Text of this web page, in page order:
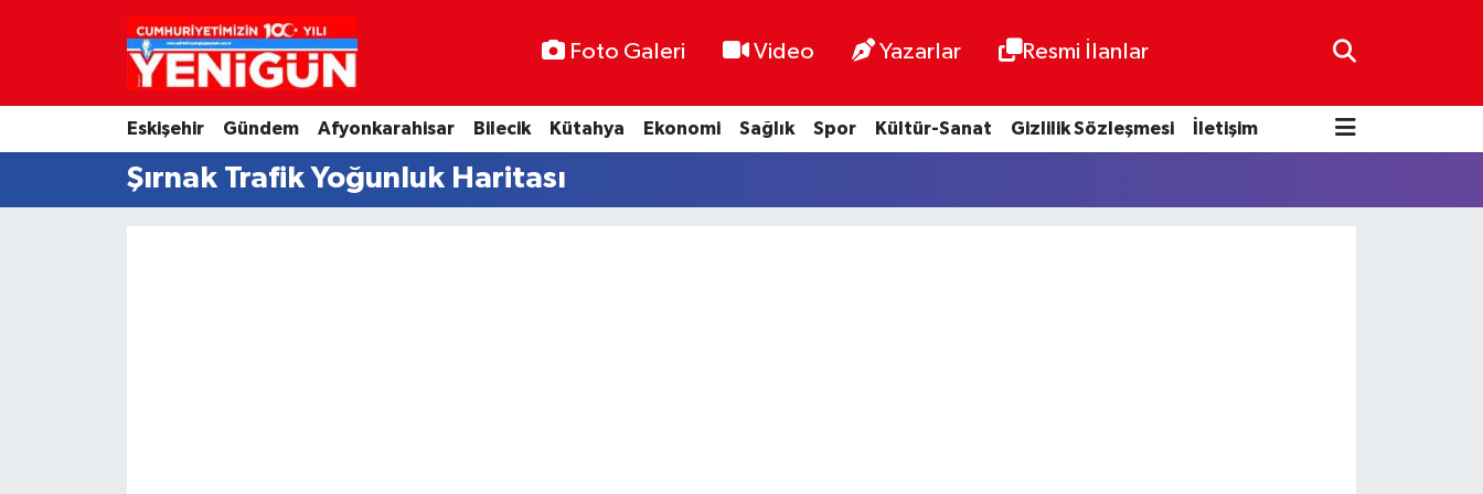
Foto Galeri Video Yazarlar Resmi İlanlar
Eskişehir Gündem Afyonkarahisar Bilecik Kütahya Ekonomi Sağlık Spor Kültür-Sanat Gizlilik Sözleşmesi İletişim
Şırnak Trafik Yoğunluk Haritası
Nöbetçi Eczaneler
Hava Durumu
Trafik Durumu